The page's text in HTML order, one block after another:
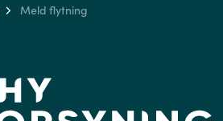
Meld flytning